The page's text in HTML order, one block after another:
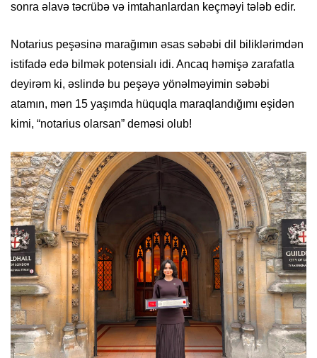
sonra əlavə təcrübə və imtahanlardan keçməyi tələb edir.
Notarius peşəsinə marağımın əsas səbəbi dil biliklərimdən
istifadə edə bilmək potensialı idi. Ancaq həmişə zarafatla
deyirəm ki, əslində bu peşəyə yönəlməyimin səbəbi
atamın, mən 15 yaşımda hüquqla maraqlandığımı eşidən
kimi, “notarius olarsan” deməsi olub!